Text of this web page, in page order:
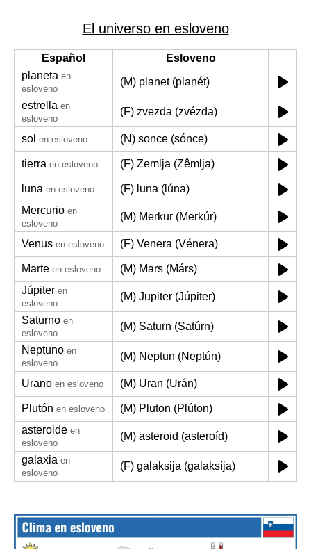
El universo en esloveno
Español
Esloveno
planeta en
esloveno
(M) planet (planét)
estrella en
esloveno
(F) zvezda (zvézda)
sol en esloveno (N) sonce (sónce)
tierra en esloveno (F) Zemlja (Zêmlja)
luna en esloveno
(F) luna (lúna)
Mercurio en
esloveno
(M) Merkur (Merkúr)
Venus en esloveno (F) Venera (Vénera)
Marte en esloveno
(M) Mars (Márs)
Júpiter en
esloveno
(M) Jupiter (Júpiter)
Saturno en
esloveno
(M) Saturn (Satúrn)
Neptuno en
esloveno
(M) Neptun (Neptún)
Urano en esloveno (M) Uran (Urán)
Plutón en esloveno
(M) Pluton (Plúton)
asteroide en
esloveno
(M) asteroid (asteroíd)
galaxia en
esloveno
(F) galaksija (galaksíja)